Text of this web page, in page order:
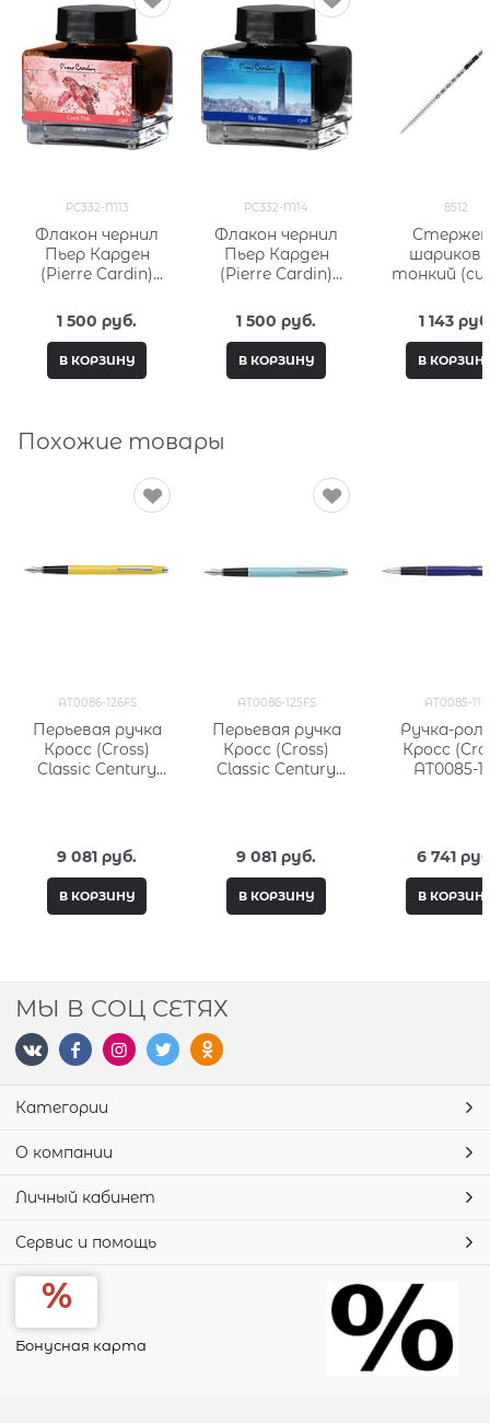
PC332-M13
Флакон чернил
Пьер Карден
(Pierre Cardin)
Fantasy PC332-
M13
1 500 руб.
В КОРЗИНУ
PC332-M14
Флакон чернил
Пьер Карден
(Pierre Cardin)
Fantasy PC332-
M14
1 500 руб.
В КОРЗИНУ
8512
тонкий
1 143
В
Похожие товары
AT0086-126FS
Перьевая ручка
Кросс (Cross)
Classic Century
9 081 руб.
В КОРЗИНУ
AT0086-125FS
Перьевая ручка
Кросс (Cross)
Classic Century
9 081 руб.
В КОРЗИНУ
AT0085-112
Ручка-
Кросс
AT0085-
6 741
В
МЫ В СОЦ СЕТЯХ
Категории
О компании
Личный кабинет
Сервис и помощь
Бонусная карта